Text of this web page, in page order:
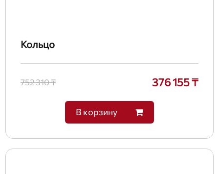
Кольцо
752 310 ₸ 376 155 ₸
В корзину